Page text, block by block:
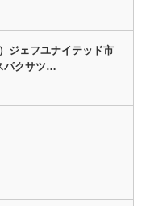
ジェフユナイテッド市
パクサツ…